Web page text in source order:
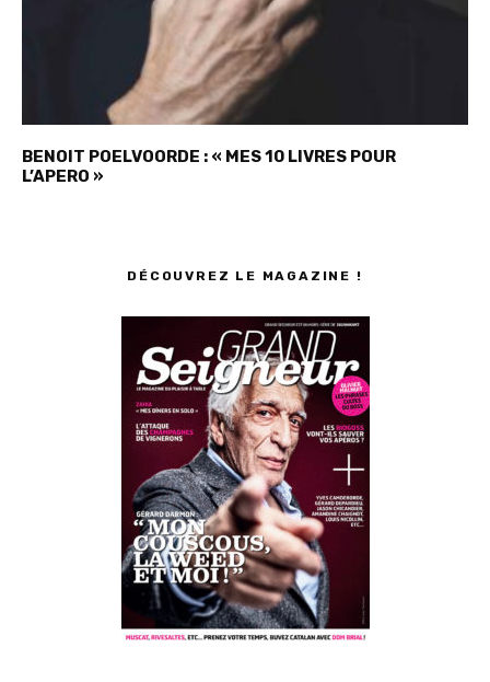
BENOIT POELVOORDE : « MES 10 LIVRES POUR
L’APERO »
DÉCOUVREZ LE MAGAZINE !